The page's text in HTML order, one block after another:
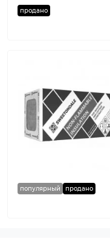
продано
популярный продано